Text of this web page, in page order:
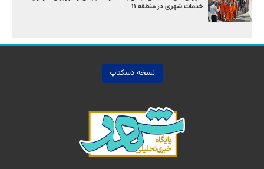
خدمات شهری در منطقه ۱۱
نسخه دسکتاپ